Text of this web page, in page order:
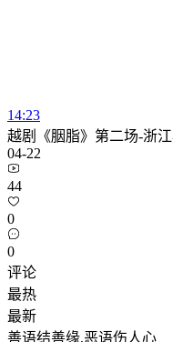
14:23
越剧《胭脂》第二场-浙
04-22
44
0
0
评论
最热
最新
善语结善缘,恶语伤人心